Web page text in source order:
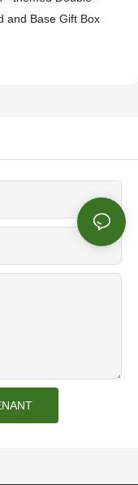
and Base Gift Box